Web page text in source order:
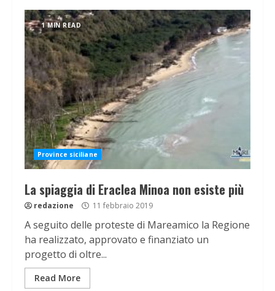
1 MIN READ
Province siciliane
La spiaggia di Eraclea Minoa non esiste più
redazione 11 febbraio 2019
A seguito delle proteste di Mareamico la Regione
ha realizzato, approvato e finanziato un
progetto di oltre...
Read More